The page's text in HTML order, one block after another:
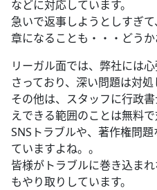
などに対応しています。
急いで返事しようとしすぎ
章になることも・・・どうか
リーガル面では、弊社には
さっており、深い問題は対処
その他は、スタッフに行政
えできる範囲のことは無料で
SNSトラブルや、著作権問
ていますよね。。
皆様がトラブルに巻き込ま
もやり取りしています。